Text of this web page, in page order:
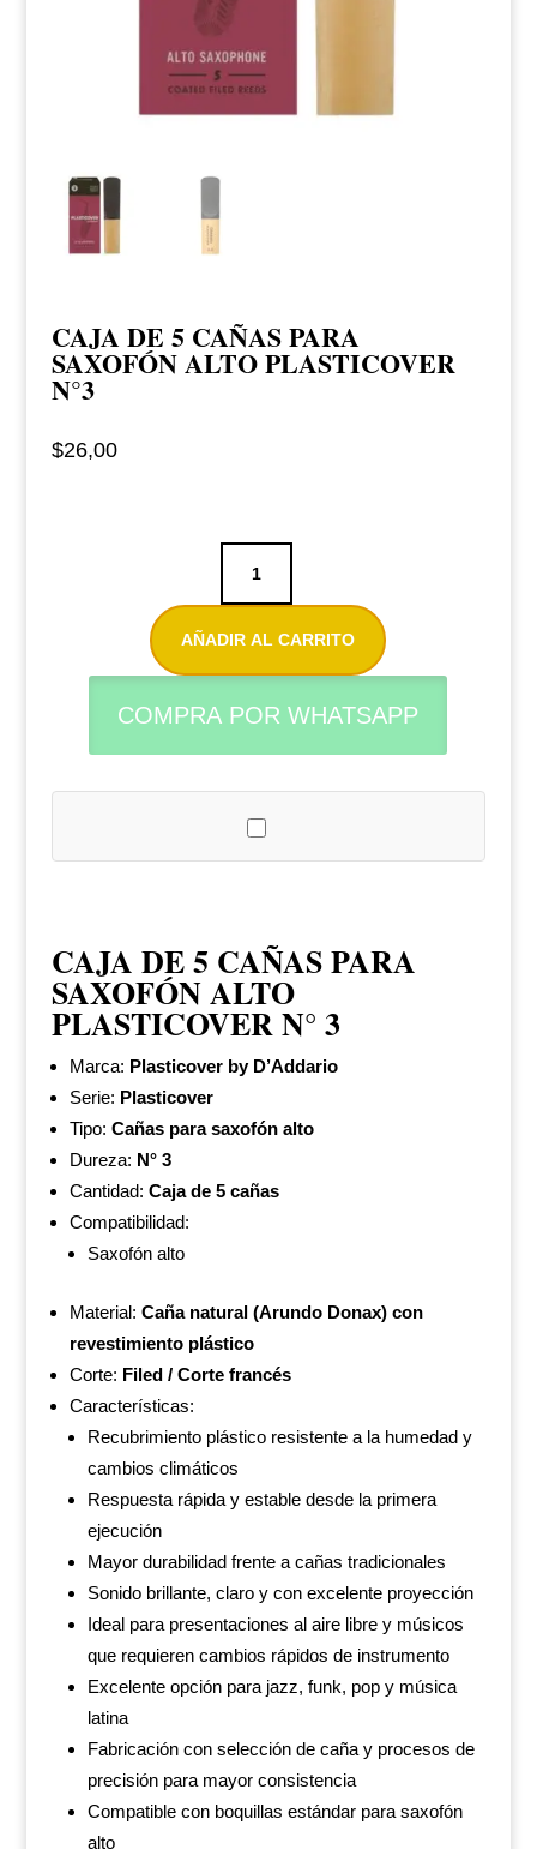
CAJA DE 5 CAÑAS PARA
SAXOFÓN ALTO PLASTICOVER
N°3
$26,00
saxofón
alto
N°3
AÑADIR AL CARRITO
COMPRA POR WHATSAPP
CAJA DE 5 CAÑAS PARA
SAXOFÓN ALTO
PLASTICOVER N° 3
Marca: Plasticover by D’Addario
Serie: Plasticover
Tipo: Cañas para saxofón alto
Dureza: N° 3
Cantidad: Caja de 5 cañas
Compatibilidad:
Saxofón alto
Material: Caña natural (Arundo Donax) con
revestimiento plástico
Corte: Filed / Corte francés
Características:
Recubrimiento plástico resistente a la humedad y
cambios climáticos
Respuesta rápida y estable desde la primera
ejecución
Mayor durabilidad frente a cañas tradicionales
Sonido brillante, claro y con excelente proyección
Ideal para presentaciones al aire libre y músicos
que requieren cambios rápidos de instrumento
Excelente opción para jazz, funk, pop y música
latina
Fabricación con selección de caña y procesos de
precisión para mayor consistencia
Compatible con boquillas estándar para saxofón
alto